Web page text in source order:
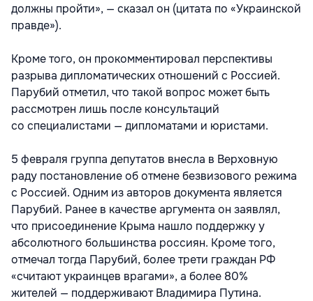
должны пройти», — сказал он (цитата по «Украинской
правде»).
Кроме того, он прокомментировал перспективы
разрыва дипломатических отношений с Россией.
Парубий отметил, что такой вопрос может быть
рассмотрен лишь после консультаций
со специалистами — дипломатами и юристами.
5 февраля группа депутатов внесла в Верховную
раду постановление об отмене безвизового режима
с Россией. Одним из авторов документа является
Парубий. Ранее в качестве аргумента он заявлял,
что присоединение Крыма нашло поддержку у
абсолютного большинства россиян. Кроме того,
отмечал тогда Парубий, более трети граждан РФ
«считают украинцев врагами», а более 80%
жителей — поддерживают Владимира Путина.